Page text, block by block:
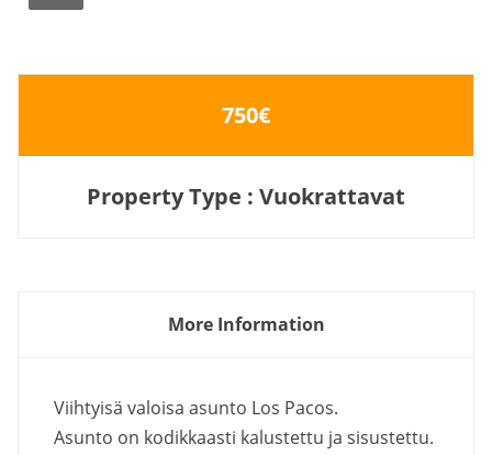
750€
Property Type : Vuokrattavat
More Information
Viihtyisä valoisa asunto Los Pacos.
Asunto on kodikkaasti kalustettu ja sisustettu.